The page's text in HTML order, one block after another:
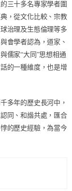
三十多名專家學者圍
，從文化比較、宗教
治理及生態倫理等多
會學者認為，道家、
儒家“大同”思想相通
的一種維度，也是增
多年的歷史長河中，
同、和諧共處，匯合
的歷史經驗，為當今